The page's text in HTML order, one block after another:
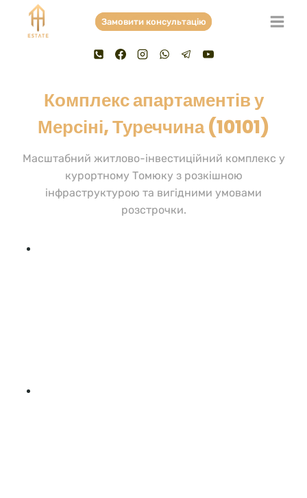
content
Замовити консультацію
Комплекс апартаментів у
Мерсіні, Туреччина (10101)
Масштабний житлово-інвестиційний комплекс у
курортному Томюку з розкішною
інфраструктурою та вигідними умовами
розстрочки.